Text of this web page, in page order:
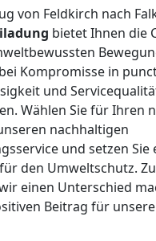
von Feldkirch nach
bietet Ihnen die
Kompromisse in
und
Wählen Sie für Ihren
nachhaltigen
und setzen Sie
den Umweltschutz.
einen Unterschied
Beitrag für